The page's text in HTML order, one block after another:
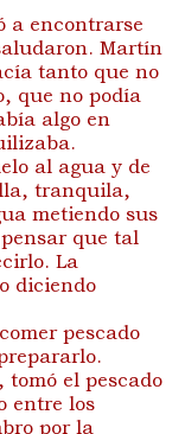
a encontrarse
Martín
tanto que no
que no podía
algo en
al agua y de
tranquila,
metiendo sus
que tal
La
diciendo
pescado
el pescado
entre los
por la